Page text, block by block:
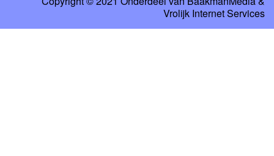
Vrolijk Internet Services